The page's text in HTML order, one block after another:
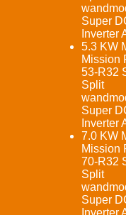
Super
Inverter
5.3 KW
Mission
53-R32
Split
Super
Inverter
7.0 KW
Mission
70-R32
Split
Super